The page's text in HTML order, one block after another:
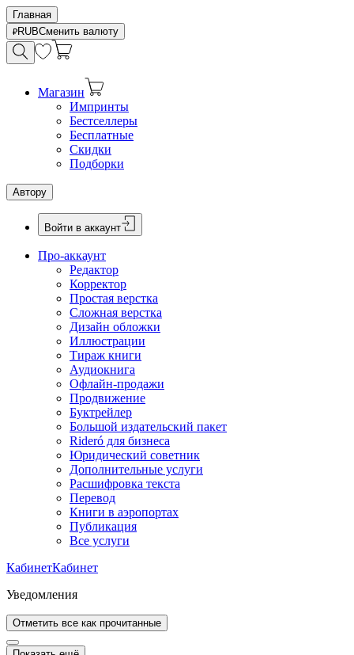
Главная
RUBСменить валюту
Магазин
Импринты
Бестселлеры
Бесплатные
Скидки
Подборки
Автору
Войти в аккаунт
Про-аккаунт
Редактор
Корректор
Простая верстка
Сложная верстка
Дизайн обложки
Иллюстрации
Тираж книги
Аудиокнига
Офлайн-продажи
Продвижение
Буктрейлер
Большой издательский пакет
Rideró для бизнеса
Юридический советник
Дополнительные услуги
Расшифровка текста
Перевод
Книги в аэропортах
Публикация
Все услуги
КабинетКабинет
Уведомления
Отметить все как прочитанные